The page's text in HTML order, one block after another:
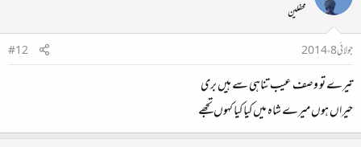
محفلین
جولائی 8، 2014
#12
تیرے تو وصف عیب تناہی سے ہیں بری
حیراں ہوں میرے شاہ میں کیا کیا کہوں تجھے